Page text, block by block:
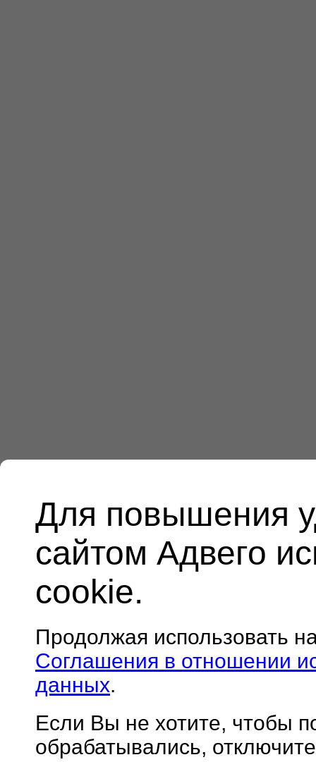
Для повышения
сайтом Адвего
cookie.
Продолжая использовать
Соглашения в отношении
данных.
Если Вы не хотите, чтобы
обрабатывались,